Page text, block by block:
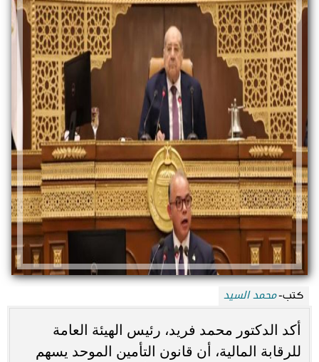
كتب-محمد السيد
أكد الدكتور محمد فريد، رئيس الهيئة العامة
للرقابة المالية، أن قانون التأمين الموحد يسهم